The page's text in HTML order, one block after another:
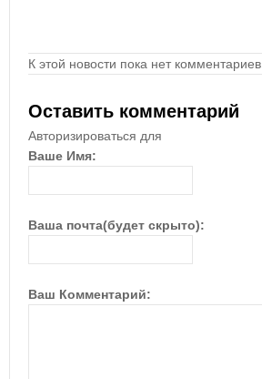
К этой новости пока нет комментариев.
Оставить комментарий
Авторизироваться для
Ваше Имя:
Ваша почта(будет скрыто):
Ваш Комментарий: